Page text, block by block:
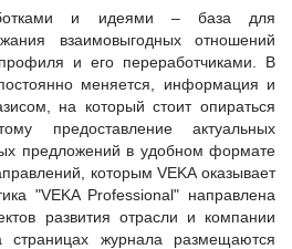
и идеями – база для
взаимовыгодных отношений
и его переработчиками. В
меняется, информация и
на который стоит опираться
предоставление актуальных
предложений в удобном формате
которым VEKA оказывает
"VEKA Professional" направлена
развития отрасли и компании
журнала размещаются